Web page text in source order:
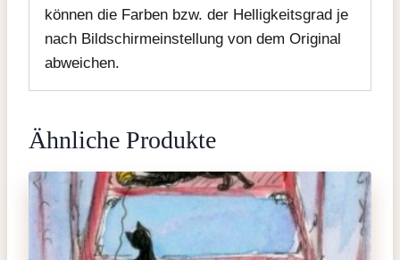
können die Farben bzw. der Helligkeitsgrad je
nach Bildschirmeinstellung von dem Original
abweichen.
Ähnliche Produkte